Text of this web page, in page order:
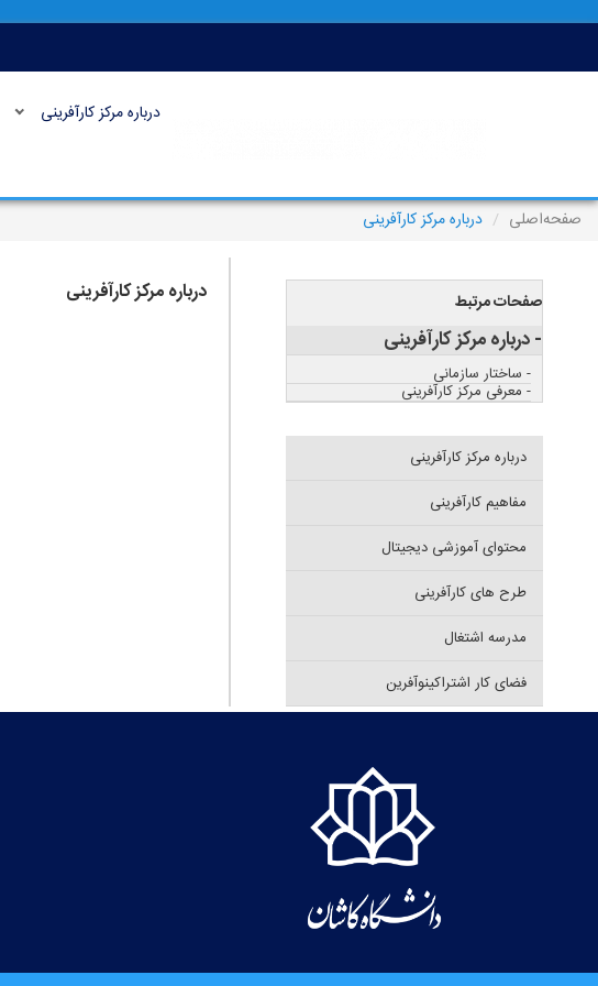
درباره مرکز کارآفرینی
صفحه‌اصلی درباره مرکز کارآفرینی
درباره مرکز کارآفرینی صفحات مرتبط
- درباره مرکز کارآفرینی
- ساختار سازمانی
- معرفی مرکز کارآفرینی
درباره مرکز کارآفرینی
مفاهیم کارآفرینی
محتوای آموزشی دیجیتال
طرح های کارآفرینی
مدرسه اشتغال
فضای کار اشتراکینوآفرین